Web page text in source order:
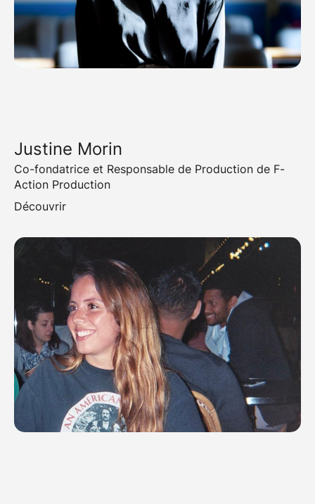
Justine Morin
Co-fondatrice et Responsable de Production de F-
Action Production
Découvrir